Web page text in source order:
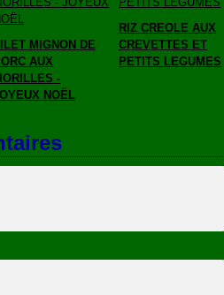
MIGNON DE
AUX
-
NOËL
RIZ CREOLE AUX
CREVETTES ET
PETITS LEGUMES